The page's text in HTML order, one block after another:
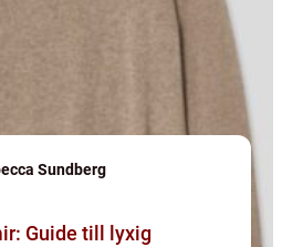
Sundberg
Guide till lyxig